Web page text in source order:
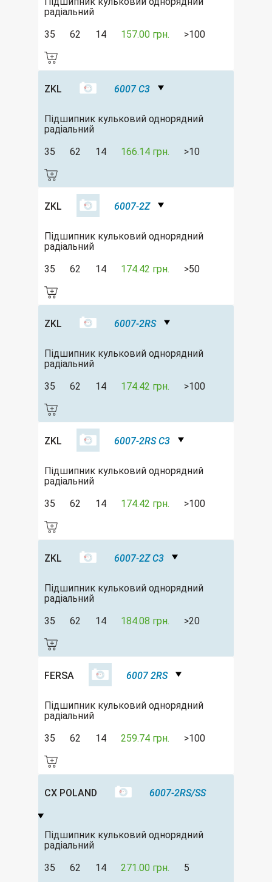
радіальний
35
62 14 157.00 грн. >100
ZKL 6007 C3
Підшипник кульковий однорядний
радіальний
35
62 14 166.14 грн. >10
ZKL 6007-2Z
Підшипник кульковий однорядний
радіальний
35
62 14 174.42 грн. >50
ZKL 6007-2RS
Підшипник кульковий однорядний
радіальний
35
62 14 174.42 грн. >100
ZKL 6007-2RS C3
Підшипник кульковий однорядний
радіальний
35
62 14 174.42 грн. >100
ZKL 6007-2Z C3
Підшипник кульковий однорядний
радіальний
35
62 14 184.08 грн. >20
FERSA 6007 2RS
Підшипник кульковий однорядний
радіальний
35
62 14 259.74 грн. >100
CX POLAND 6007-2RS/SS
Підшипник кульковий однорядний
радіальний
35
62 14 271.00 грн. 5